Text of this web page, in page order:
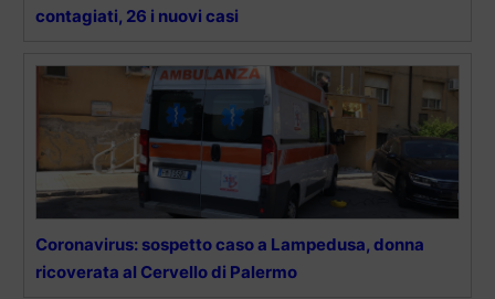
contagiati, 26 i nuovi casi
Coronavirus: sospetto caso a Lampedusa, donna
ricoverata al Cervello di Palermo